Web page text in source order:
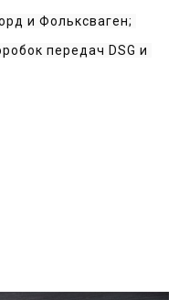
и Фольксваген;
передач DSG и